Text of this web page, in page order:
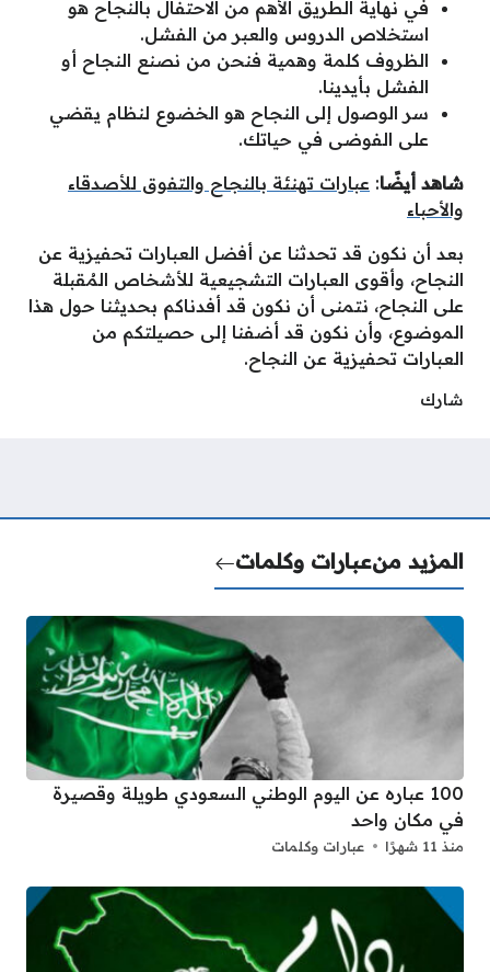
في نهاية الطريق الأهم من الاحتفال بالنجاح هو
استخلاص الدروس والعبر من الفشل.
الظروف كلمة وهمية فنحن من نصنع النجاح أو
الفشل بأيدينا.
سر الوصول إلى النجاح هو الخضوع لنظام يقضي
على الفوضى في حياتك.
شاهد أيضًا: عبارات تهنئة بالنجاح والتفوق للأصدقاء
والأحباء
بعد أن نكون قد تحدثنا عن أفضل العبارات تحفيزية عن
النجاح، وأقوى العبارات التشجيعية للأشخاص المُقبلة
على النجاح، نتمنى أن نكون قد أفدناكم بحديثنا حول هذا
الموضوع، وأن نكون قد أضفنا إلى حصيلتكم من
العبارات تحفيزية عن النجاح.
شارك
المزيد منعبارات وكلمات
100 عباره عن اليوم الوطني السعودي طويلة وقصيرة
في مكان واحد
منذ 11 شهرًا عبارات وكلمات